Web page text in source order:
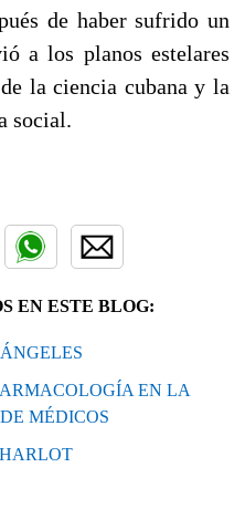
de haber sufrido un
a los planos estelares
la ciencia cubana y la
social.
EN ESTE BLOG:
EN LA
MÉDICOS